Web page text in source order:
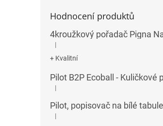
Hodnocení produktů
Hodnocení produktu je 5 z 5 hvězdiček.
|
+ Kvalitní
Hodnocení produktu je 5 z 5 hvězdiček.
|
Hodnocení produktu je 5 z 5 hvězdiček.
|